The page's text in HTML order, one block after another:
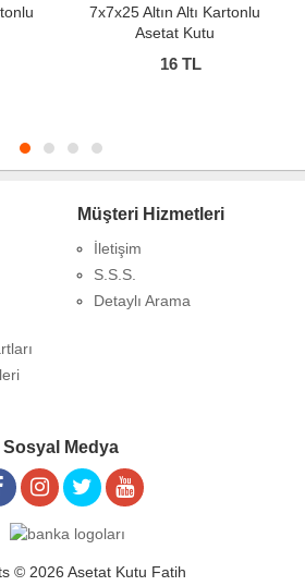
7x7x25 Altın Altı Kartonlu
Asetat Kutu
16TL
Müşteri Hizmetleri
İletişim
S.S.S.
Detaylı Arama
Sosyal Medya
© 2026 Asetat Kutu Fatih